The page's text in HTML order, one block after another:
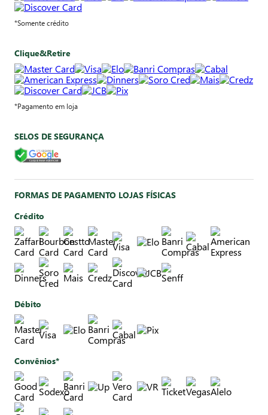
*Somente crédito
Clique&Retire
*Pagamento em loja
SELOS DE SEGURANÇA
FORMAS DE PAGAMENTO LOJAS FÍSICAS
Crédito
Débito
Convênios*